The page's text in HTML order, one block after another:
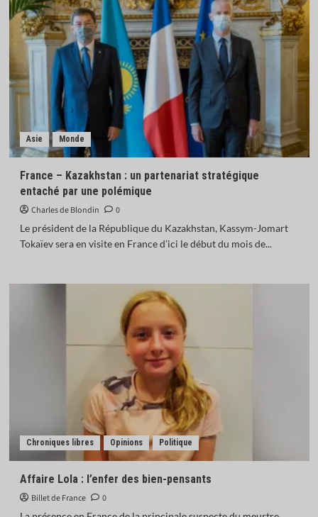
Asie Monde
France – Kazakhstan : un partenariat stratégique
entaché par une polémique
Charles de Blondin
0
Le président de la République du Kazakhstan, Kassym-Jomart
Tokaïev sera en visite en France d’ici le début du mois de...
Chroniques libres Opinions Politique
Affaire Lola : l’enfer des bien-pensants
Billet de France
0